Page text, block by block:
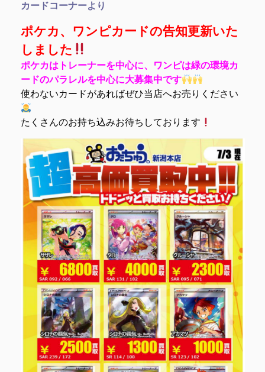
カードコーナーより
ポケカ、ワンピカードの告知更新いた
しました
ポケカはトレーナーを中心に、ワンピは緑の環境カ
ードのパラレルを中心に大募集中です
使わないカードがあればぜひ当店へお売りください
たくさんのお持ち込みお待ちしております